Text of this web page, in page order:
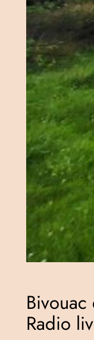
Radio